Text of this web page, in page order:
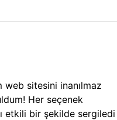
sitesini inanılmaz
Her seçenek
etkili bir şekilde sergiledi